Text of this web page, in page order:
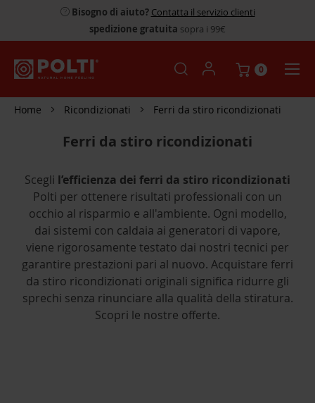
Bisogno di aiuto? Contatta il servizio clienti
spedizione gratuita sopra i 99€
0
Home Ricondizionati Ferri da stiro ricondizionati
Ferri da stiro ricondizionati
Scegli l’efficienza dei ferri da stiro ricondizionati
Polti per ottenere risultati professionali con un
occhio al risparmio e all'ambiente. Ogni modello,
dai sistemi con caldaia ai generatori di vapore,
viene rigorosamente testato dai nostri tecnici per
garantire prestazioni pari al nuovo. Acquistare ferri
da stiro ricondizionati originali significa ridurre gli
sprechi senza rinunciare alla qualità della stiratura.
Scopri le nostre offerte.